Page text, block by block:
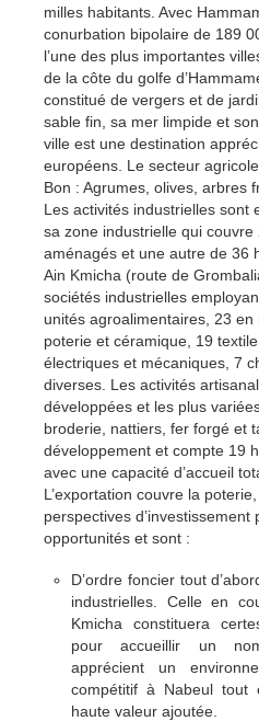
milles habitants. Avec
conurbation bipolaire de 189
l’une des plus importantes
de la côte du golfe
constitué de vergers et de
sable fin, sa mer limpide et
ville est une destination
européens. Le secteur
Bon : Agrumes, olives, arbres
Les activités industrielles sont
sa zone industrielle qui
aménagés et une autre de 36
Ain Kmicha (route de
sociétés industrielles
unités agroalimentaires, 23 en
poterie et céramique, 19
électriques et mécaniques, 7
diverses. Les activités
développées et les plus
broderie, nattiers, fer forgé et
développement et compte 19
avec une capacité d’accueil
L’exportation couvre la
perspectives
opportunités et sont :
D’ordre foncier tout
industrielles. Celle en
Kmicha constituera
pour accueillir un
apprécient un
compétitif à Nabeul tout
haute valeur ajoutée.